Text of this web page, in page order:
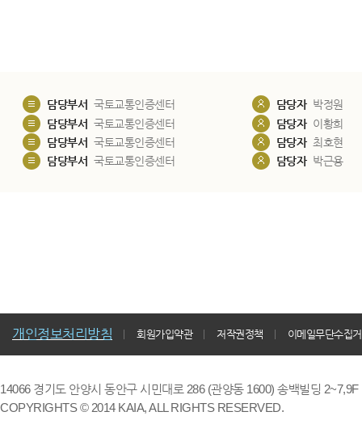
담당부서 국토교통인증센터 담당자 박정원
담당부서 국토교통인증센터 담당자 이황희
담당부서 국토교통인증센터 담당자 최호현
담당부서 국토교통인증센터 담당자 박근용
개인정보처리방침 회원가입약관 저작권정책 이메일무단수집
14066 경기도 안양시 동안구 시민대로 286 (관양동 1600) 송백빌딩
COPYRIGHTS © 2014 KAIA, ALL RIGHTS RESERVED.